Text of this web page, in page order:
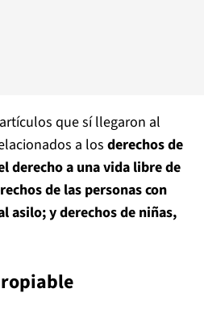
que sí llegaron al
a los derechos de
derecho a una vida libre de
de las personas con
asilo; y derechos de niñas,